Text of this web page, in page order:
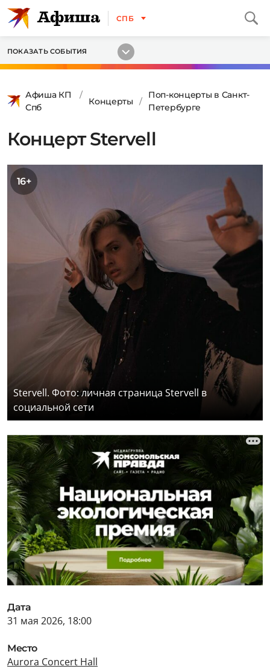
СПБ
ПОКАЗАТЬ СОБЫТИЯ
Афиша КП
Спб
Концерты
Поп-концерты в Санкт-
Петербурге
Концерт Stervell
16+
Stervell. Фото: личная страница Stervell в
социальной сети
Дата
31 мая 2026, 18:00
Место
Aurora Concert Hall